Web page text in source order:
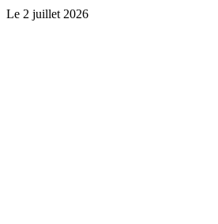
Le 2 juillet 2026